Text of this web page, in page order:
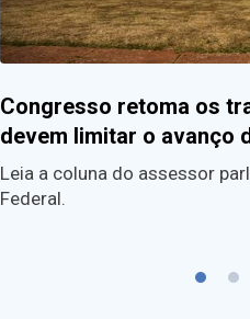
Congresso retoma os
devem limitar o avanço
Leia a coluna do assessor
Federal.